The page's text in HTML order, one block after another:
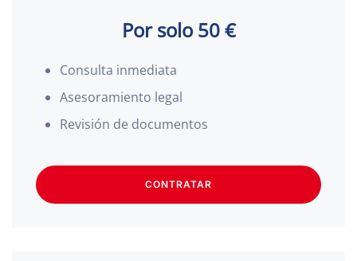
Por solo 50 €
Consulta inmediata
Asesoramiento legal
Revisión de documentos
CONTRATAR